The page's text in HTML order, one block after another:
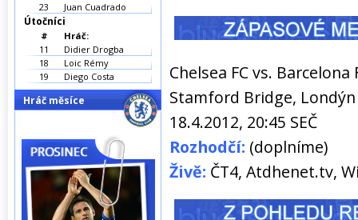
Chelsea FC vs. Barcelona
Stamford Bridge, Londýn
18.4.2012, 20:45 SEČ
Rozhodčí: (doplníme)
Živě: ČT4, Atdhenet.tv,
23
Juan Cuadrado
Útočníci
#
Hráč:
11
Didier Drogba
18
Loic Rémy
19
Diego Costa
Hráč měsíce